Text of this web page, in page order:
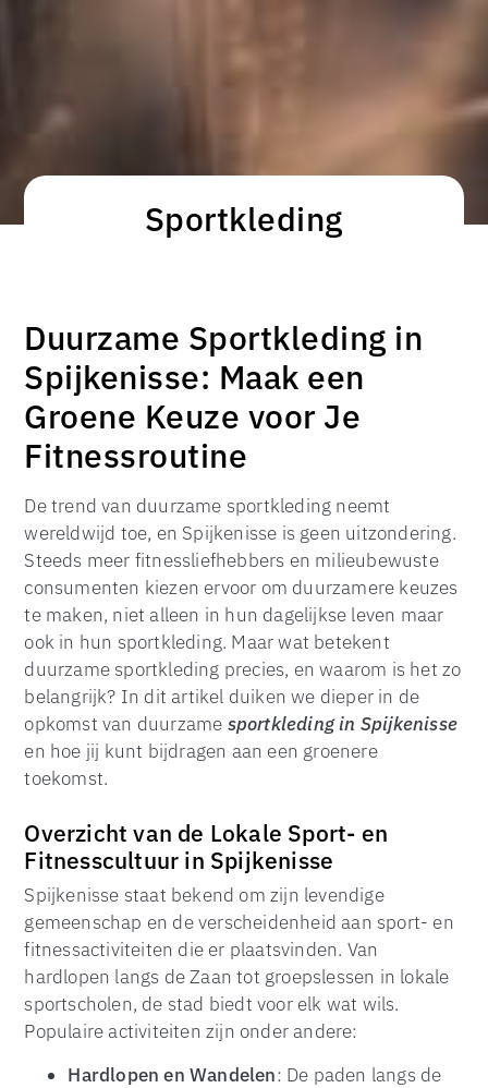
Sportkleding
Duurzame Sportkleding in
Spijkenisse: Maak een
Groene Keuze voor Je
Fitnessroutine
De trend van duurzame sportkleding neemt
wereldwijd toe, en Spijkenisse is geen uitzondering.
Steeds meer fitnessliefhebbers en milieubewuste
consumenten kiezen ervoor om duurzamere keuzes
te maken, niet alleen in hun dagelijkse leven maar
ook in hun sportkleding. Maar wat betekent
duurzame sportkleding precies, en waarom is het zo
belangrijk? In dit artikel duiken we dieper in de
opkomst van duurzame sportkleding in Spijkenisse
en hoe jij kunt bijdragen aan een groenere
toekomst.
Overzicht van de Lokale Sport- en
Fitnesscultuur in Spijkenisse
Spijkenisse staat bekend om zijn levendige
gemeenschap en de verscheidenheid aan sport- en
fitnessactiviteiten die er plaatsvinden. Van
hardlopen langs de Zaan tot groepslessen in lokale
sportscholen, de stad biedt voor elk wat wils.
Populaire activiteiten zijn onder andere:
Hardlopen en Wandelen: De paden langs de